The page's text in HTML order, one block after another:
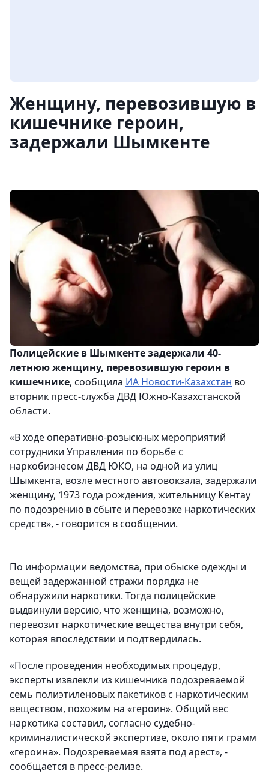
Женщину, перевозившую в
кишечнике героин,
задержали Шымкенте
Полицейские в Шымкенте задержали 40-
летнюю женщину, перевозившую героин в
кишечнике, сообщила ИА Новости-Казахстан во
вторник пресс-служба ДВД Южно-Казахстанской
области.
«В ходе оперативно-розыскных мероприятий
сотрудники Управления по борьбе с
наркобизнесом ДВД ЮКО, на одной из улиц
Шымкента, возле местного автовокзала, задержали
женщину, 1973 года рождения, жительницу Кентау
по подозрению в сбыте и перевозке наркотических
средств», - говорится в сообщении.
По информации ведомства, при обыске одежды и
вещей задержанной стражи порядка не
обнаружили наркотики. Тогда полицейские
выдвинули версию, что женщина, возможно,
перевозит наркотические вещества внутри себя,
которая впоследствии и подтвердилась.
«После проведения необходимых процедур,
эксперты извлекли из кишечника подозреваемой
семь полиэтиленовых пакетиков с наркотическим
веществом, похожим на «героин». Общий вес
наркотика составил, согласно судебно-
криминалистической экспертизе, около пяти грамм
«героина». Подозреваемая взята под арест», -
сообщается в пресс-релизе.